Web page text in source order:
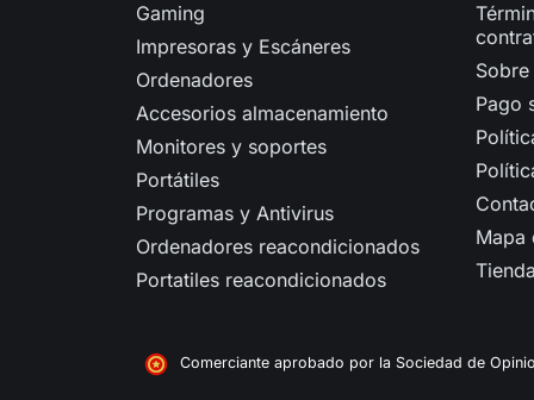
Gaming
Impresoras y Escáneres
Ordenadores
Accesorios almacenamiento
Monitores y soportes
Portátiles
Programas y Antivirus
Ordenadores reacondicionados
Portatiles reacondicionados
Pago
Mapa
Comerciante aprobado por la Sociedad de